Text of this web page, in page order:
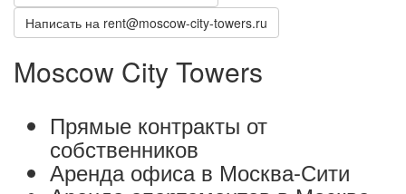
Написать на rent@moscow-city-towers.ru
Moscow City Towers
Прямые контракты от
собственников
Аренда офиса в Москва-Сити